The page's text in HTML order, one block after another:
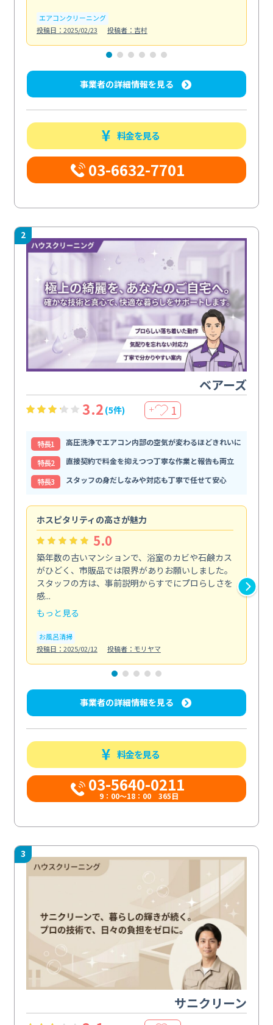
エアコンクリーニング
投稿日：2025/02/23
投稿者：吉村
事業者の詳細情報を見る
料金を見る
03-6632-7701
2
ベアーズ
3.2 (5件) ＋ 1
特⻑1
高圧洗浄でエアコン内部の空気が変わるほどきれいに
特⻑2
直接契約で料金を抑えつつ丁寧な作業と報告も両立
特⻑3
スタッフの身だしなみや対応も丁寧で任せて安心
ホスピタリティの高さが魅力
5.0
築年数の古いマンションで、浴室のカビや石鹸カス
がひどく、市販品では限界がありお願いしました。
スタッフの方は、事前説明からすでにプロらしさを
感...
もっと見る
お風呂清掃
投稿日：2025/02/12
投稿者：モリヤマ
事業者の詳細情報を見る
料金を見る
03-5640-0211
9：00～18：00 365日
3
サニクリーン